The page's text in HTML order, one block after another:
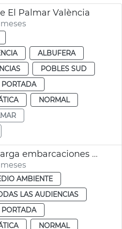
El Palmar València
ALBUFERA
POBLES SUD
PORTADA
NORMAL
Nuevos puntos carga embarcaciones eléctricas Albufera València
AMBIENTE
LAS AUDIENCIAS
PORTADA
NORMAL